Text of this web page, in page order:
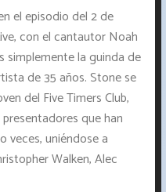
el episodio del 2 de
con el cantautor Noah
simplemente la guinda de
de 35 años. Stone se
del Five Timers Club,
que han
veces, uniéndose a
Walken, Alec